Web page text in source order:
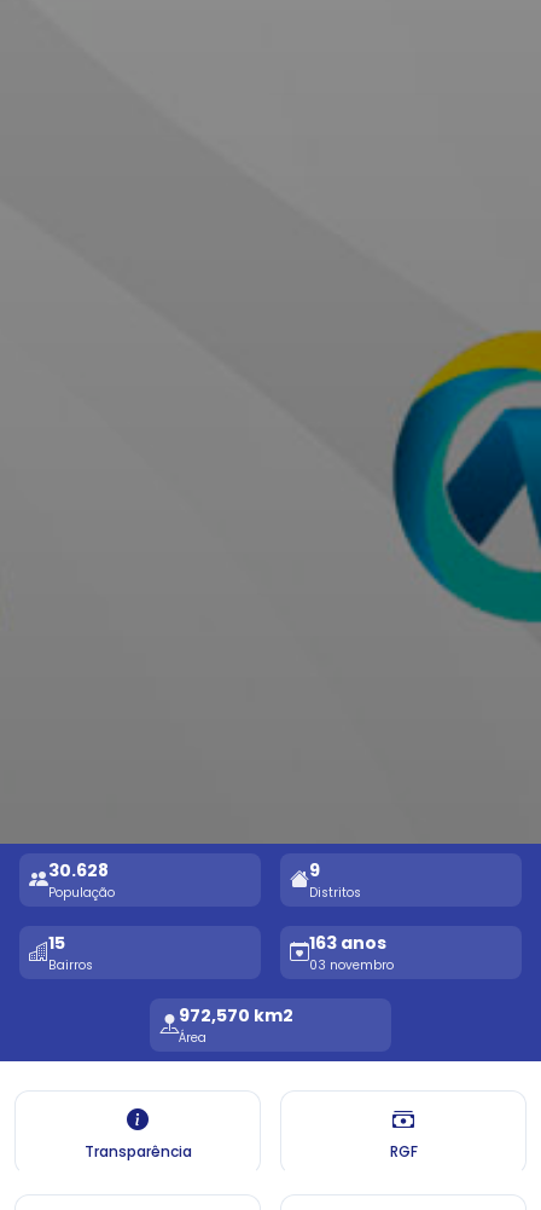
30.628
População
9
Distritos
15
Bairros
163 anos
03 novembro
972,570 km2
Área
Transparência RGF